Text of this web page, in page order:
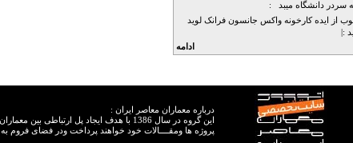
سردر دانشگاه میبد
:
از ایده کارخونه واکس جانسون فرانک لوید
:|
ادامه
درباره معماران معاصر ایران :
این گروه در سال 1386 با هدف ایجاد پل
پروژه ها ومقــــالات خود خواهند پرداخت ودر فضای فروم